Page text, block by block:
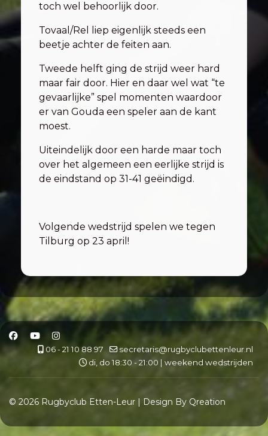
toch wel behoorlijk door.
Tovaal/Rel liep eigenlijk steeds een
beetje achter de feiten aan.
Tweede helft ging de strijd weer hard
maar fair door. Hier en daar wel wat “te
gevaarlijke” spel momenten waardoor
er van Gouda een speler aan de kant
moest.
Uiteindelijk door een harde maar toch
over het algemeen een eerlijke strijd is
de eindstand op 31-41 geëindigd.
Volgende wedstrijd spelen we tegen
Tilburg op 23 april!
06 - 21 10 88 97
secretaris@rugbyclubettenleur.nl
di, do 18:30 - 21:00 | weekend wedstrijden
© 2026 Rugbyclub Etten-Leur | Design By Qreation